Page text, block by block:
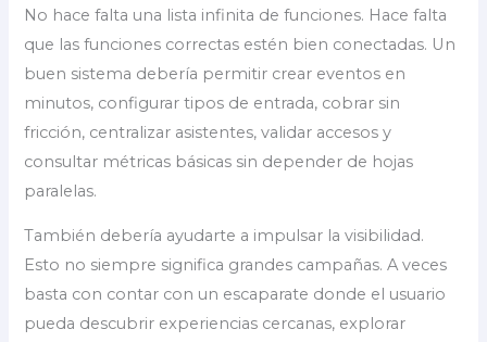
No hace falta una lista infinita de funciones. Hace falta
que las funciones correctas estén bien conectadas. Un
buen sistema debería permitir crear eventos en
minutos, configurar tipos de entrada, cobrar sin
fricción, centralizar asistentes, validar accesos y
consultar métricas básicas sin depender de hojas
paralelas.
También debería ayudarte a impulsar la visibilidad.
Esto no siempre significa grandes campañas. A veces
basta con contar con un escaparate donde el usuario
pueda descubrir experiencias cercanas, explorar